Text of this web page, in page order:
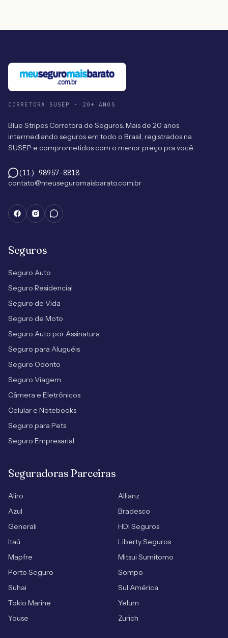
CORRETORA SUSEP · 20+ ANOS
Blue Stripes Corretora de Seguros. Mais de 20 anos
intermediando seguros em todo o Brasil, registrados na
SUSEP e comprometidos com o menor preço pra você.
(11) 98957-8818
contato@meuseguromaisbarato.com.br
Seguros
Seguro Auto
Seguro Residencial
Seguro de Vida
Seguro de Moto
Seguro Auto por Assinatura
Seguro para Aluguéis
Seguro Odonto
Seguro Viagem
Câmera e Eletrônicos
Celular e Notebooks
Seguro para Pets
Seguro Empresarial
Seguradoras Parceiras
Aliro
Allianz
Azul
Bradesco
Generali
HDI Seguros
Itaú
Liberty Seguros
Mapfre
Mitsui Sumitomo
Porto Seguro
Sompo
Suhai
Sul América
Tokio Marine
Yelum
Youse
Zurich